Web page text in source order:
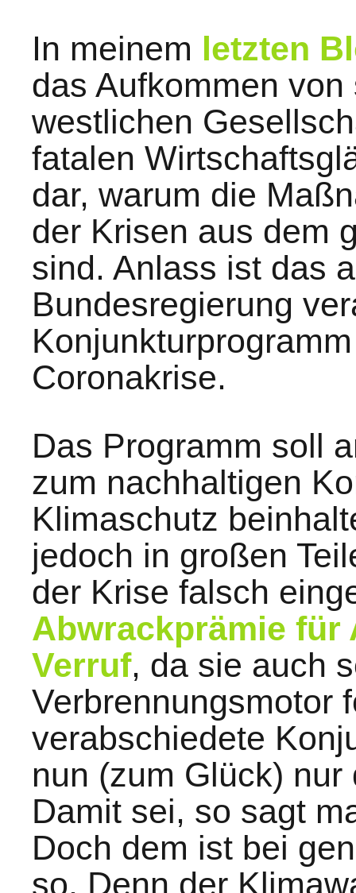
In meinem letzten
das Aufkommen
westlichen
fatalen
dar, warum die
der Krisen aus dem
sind. Anlass ist das
Bundesregierung
Coronakrise.
Das Programm soll
zum nachhaltigen
Klimaschutz
jedoch in großen
der Krise falsch
Abwrackprämie für
Verruf, da sie auch
Verbrennungsmotor
verabschiedete
nun (zum Glück)
Damit sei, so sagt
Doch dem ist bei
so. Denn der